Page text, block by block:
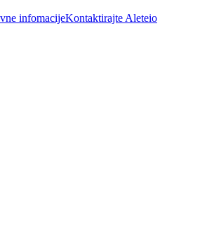
infomacijeKontaktirajte Aleteio